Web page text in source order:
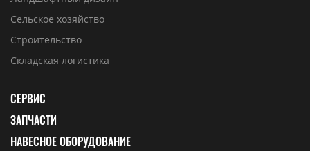
Сельское хозяйство
Строительство
Складская логистика
СЕРВИС
ЗАПЧАСТИ
НАВЕСНОЕ ОБОРУДОВАНИЕ